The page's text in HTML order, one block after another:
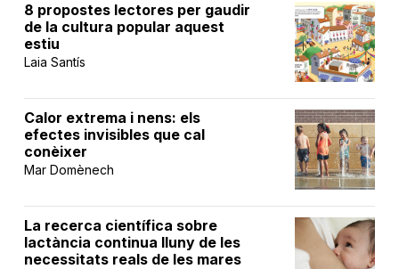
8 propostes lectores per gaudir
de la cultura popular aquest
estiu
Laia Santís
Calor extrema i nens: els
efectes invisibles que cal
conèixer
Mar Domènech
La recerca científica sobre
lactància continua lluny de les
necessitats reals de les mares